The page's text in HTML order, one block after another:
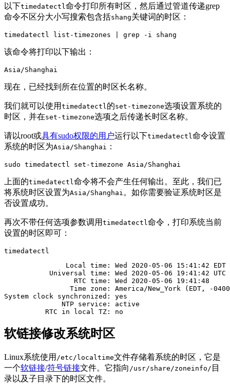
以下timedatectl 命令打印所有时区，然后通过管道传递grep
命令不区分大小写搜索包含括shang关键词的时区：
timedatectl list-timezones | grep -i shang
该命令将打印以下输出：
Asia/Shanghai
现在，已经找到所在位置的时区长名称。
我们就可以使用 timedatectl 的set-timezone选项设置系统的
时区，并在set-timezone选项之后传递长时区名称。
请以root或具有sudo权限的用户运行以下timedatectl 命令设置
系统的时区为Asia/Shanghai ：
sudo timedatectl set-timezone Asia/Shanghai
上面的timedatectl 命令将不会产生任何输出。至此，我们已
将系统时区设置为Asia/Shanghai 。如你需要验证系统时区是
否设置成功。
再次不带任何选项参数调用 timedatectl 命令，打印系统当前
设置的时区即可：
timedatectl
Local time: Wed 2020-05-06 15:41:42
Universal time: Wed 2020-05-06 19:41:42
RTC time: Wed 2020-05-06
Time zone: America/New_York (EDT, -
System clock synchronized: yes
              NTP service: active
软链接修改系统时区
Linux系统使用 /etc/localtime文件存储着系统的时区，它是
一个软链接/符号链接文件。它指向 /usr/share/zoneinfo/ 目
录以及子目录下的时区文件。